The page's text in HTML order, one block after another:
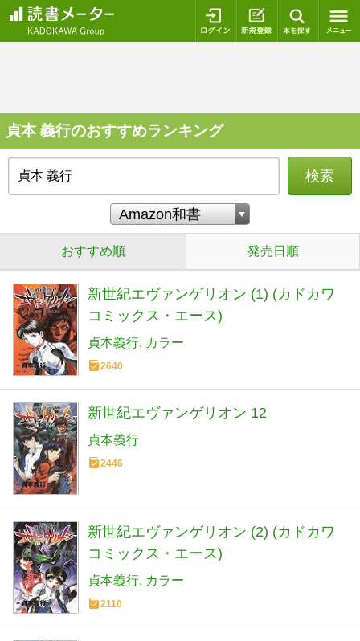
ログイン 新規登録
貞本 義行のおすすめランキング
検索
おすすめ順 発売日順
新世紀エヴァンゲリオン (1) (カドカワ
コミックス・エース)
貞本義行 カラー
2640
新世紀エヴァンゲリオン 12
貞本義行
2446
新世紀エヴァンゲリオン (2) (カドカワ
コミックス・エース)
貞本義行 カラー
2110